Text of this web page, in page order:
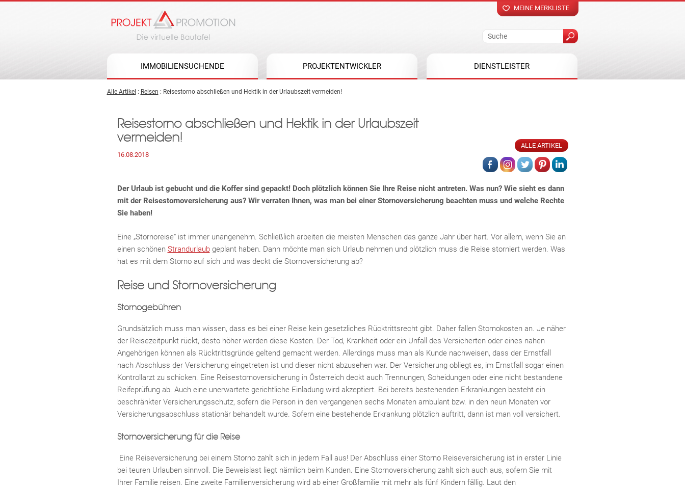
MEINE MERKLISTE
IMMOBILIENSUCHENDE PROJEKTENTWICKLER DIENSTLEISTER
Alle Artikel : Reisen : Reisestorno abschließen und Hektik in der Urlaubszeit vermeiden!
Reisestorno abschließen und Hektik in der Urlaubszeit
vermeiden!
16.08.2018
ALLE ARTIKEL
Der Urlaub ist gebucht und die Koffer sind gepackt! Doch plötzlich können Sie Ihre Reise nicht antreten. Was nun? Wie sieht es dann
mit der Reisestornoversicherung aus? Wir verraten Ihnen, was man bei einer Stornoversicherung beachten muss und welche Rechte
Sie haben!
Eine „Stornoreise“ ist immer unangenehm. Schließlich arbeiten die meisten Menschen das ganze Jahr über hart. Vor allem, wenn Sie an
einen schönen Strandurlaubgeplant haben. Dann möchte man sich Urlaub nehmen und plötzlich muss die Reise storniert werden. Was
hat es mit dem Storno auf sich und was deckt die Stornoversicherung ab?
Reise und Stornoversicherung
Stornogebühren
Grundsätzlich muss man wissen, dass es bei einer Reise kein gesetzliches Rücktrittsrecht gibt. Daher fallen Stornokosten an. Je näher
der Reisezeitpunkt rückt, desto höher werden diese Kosten. Der Tod, Krankheit oder ein Unfall des Versicherten oder eines nahen
Angehörigen können als Rücktrittsgründe geltend gemacht werden. Allerdings muss man als Kunde nachweisen, dass der Ernstfall
nach Abschluss der Versicherung eingetreten ist und dieser nicht abzusehen war. Der Versicherung obliegt es, im Ernstfall sogar einen
Kontrollarzt zu schicken. Eine Reisestornoversicherung in Österreich deckt auch Trennungen, Scheidungen oder eine nicht bestandene
Reifeprüfung ab. Auch eine unerwartete gerichtliche Einladung wird akzeptiert. Bei bereits bestehenden Erkrankungen besteht ein
beschränkter Versicherungsschutz, sofern die Person in den vergangenen sechs Monaten ambulant bzw. in den neun Monaten vor
Versicherungsabschluss stationär behandelt wurde. Sofern eine bestehende Erkrankung plötzlich auftritt, dann ist man voll versichert.
Stornoversicherung für die Reise
Eine Reiseversicherung bei einem Storno zahlt sich in jedem Fall aus! Der Abschluss einer Storno Reiseversicherung ist in erster Linie
bei teuren Urlauben sinnvoll. Die Beweislast liegt nämlich beim Kunden. Eine Stornoversicherung zahlt sich auch aus, sofern Sie mit
Ihrer Familie reisen. Eine zweite Familienversicherung wird ab einer Großfamilie mit mehr als fünf Kindern fällig. Laut den